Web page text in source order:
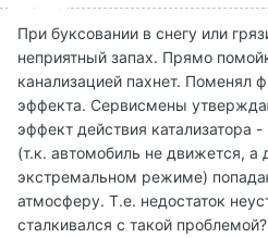
При буксовании в снегу или
неприятный запах. Прямо
канализацией пахнет. Поменял
эффекта. Сервисмены
эффект действия катализатора
(т.к. автомобиль не движется, а
экстремальном режиме)
атмосферу. Т.е. недостаток
сталкивался с такой